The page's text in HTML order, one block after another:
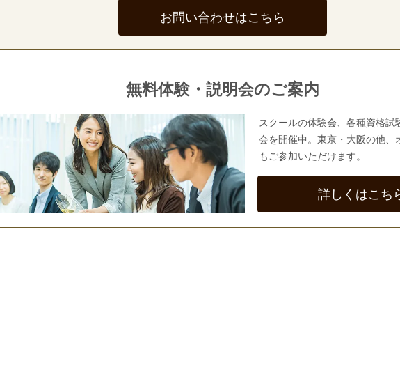
お問い合わせはこちら
無料体験・説明会のご案内
スクールの体験会、各種資格試
会を開催中。東京・大阪の他、
もご参加いただけます。
詳しくはこち